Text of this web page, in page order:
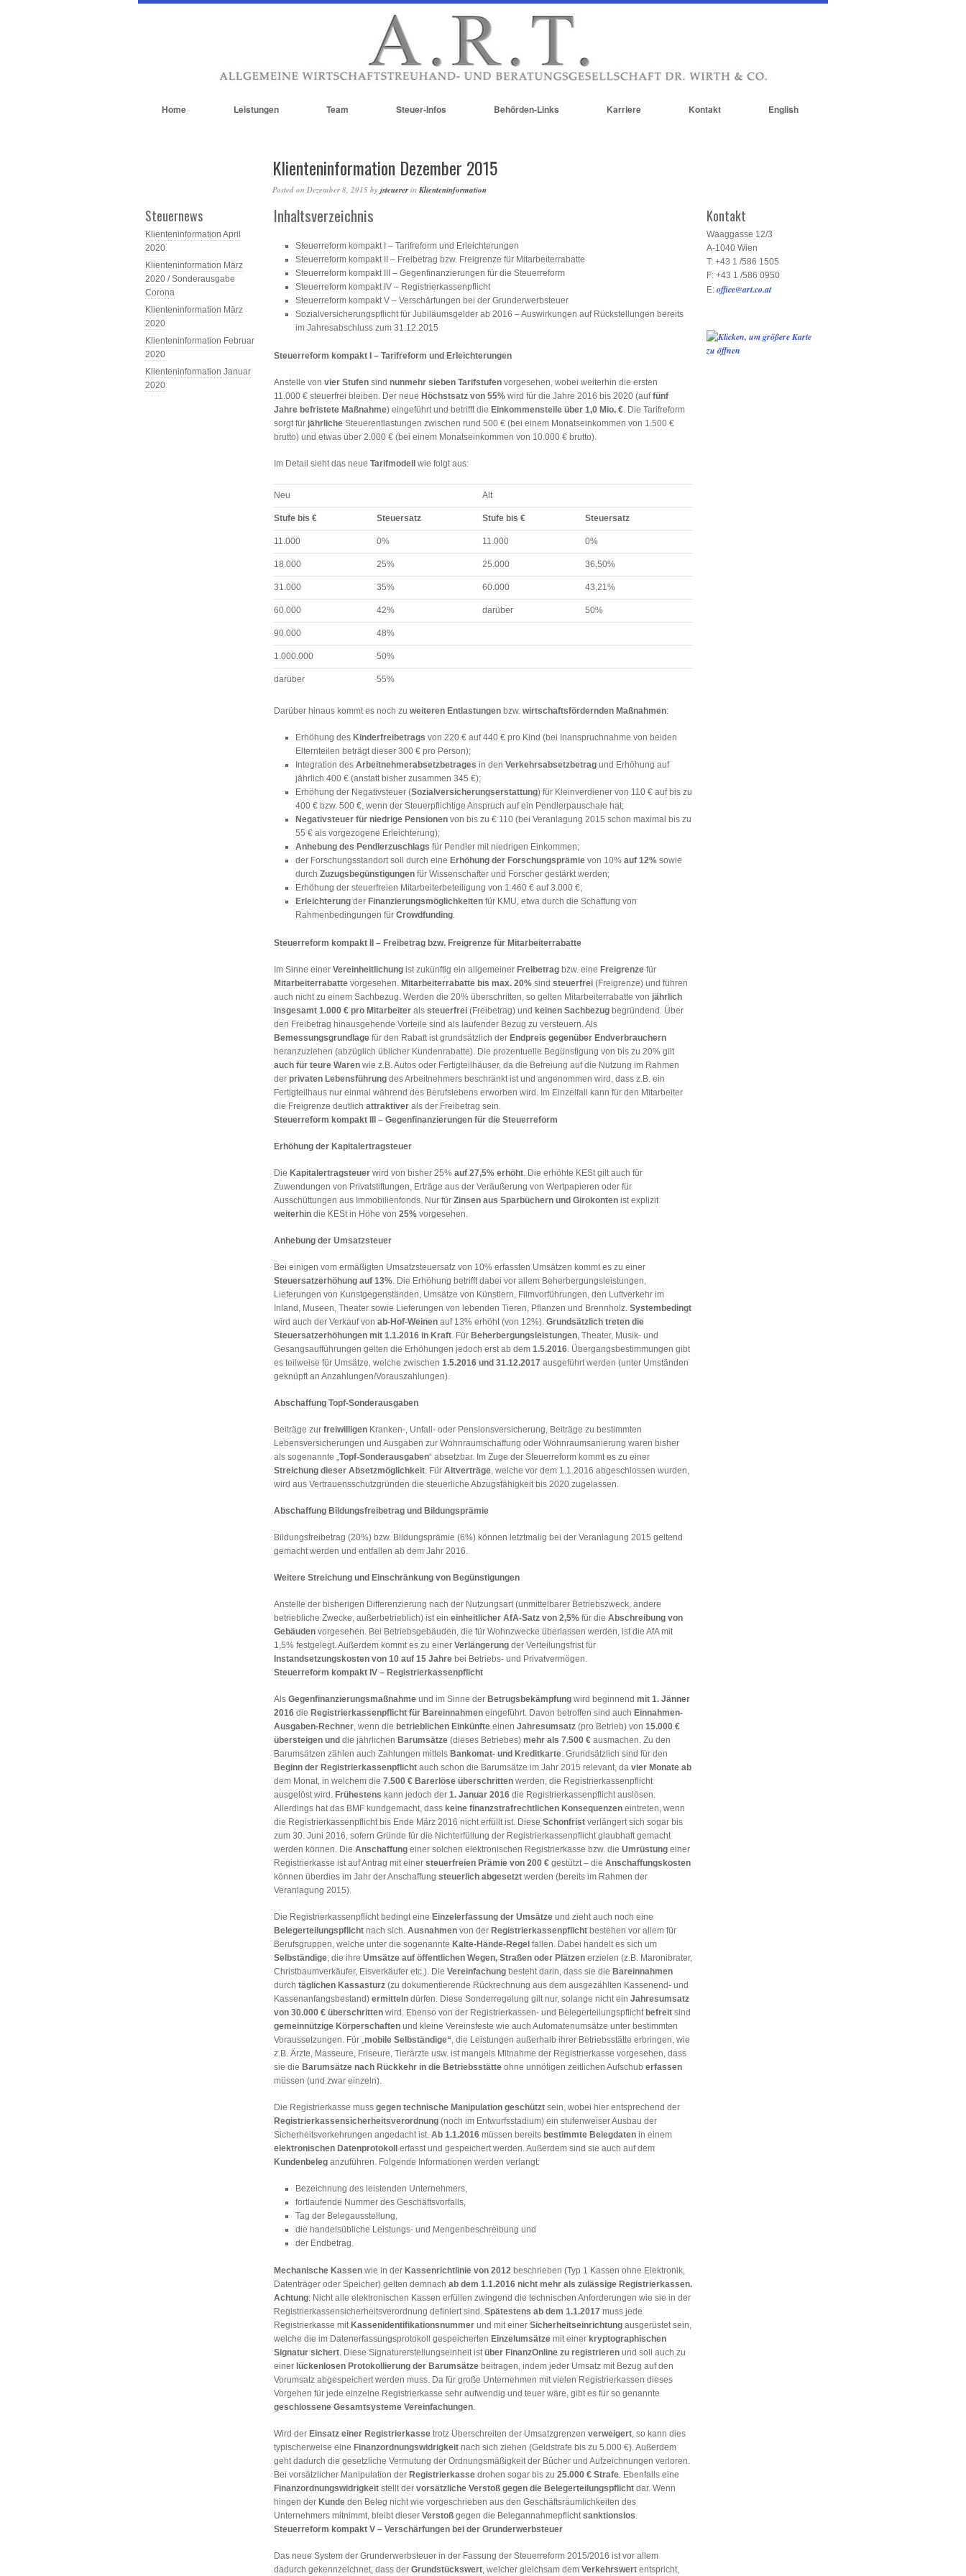
Home Leistungen Team Steuer-Infos Behörden-Links Karriere Kontakt English
Klienteninformation Dezember 2015
Posted on Dezember 8, 2015 by jsteuererin Klienteninformation
Steuernews
Klienteninformation April
2020
Klienteninformation März
2020 / Sonderausgabe
Corona
Klienteninformation März
2020
Klienteninformation Februar
2020
Klienteninformation Januar
2020
Inhaltsverzeichnis
Steuerreform kompakt I – Tarifreform und Erleichterungen
Steuerreform kompakt II – Freibetrag bzw. Freigrenze für Mitarbeiterrabatte
Steuerreform kompakt III – Gegenfinanzierungen für die Steuerreform
Steuerreform kompakt IV – Registrierkassenpflicht
Steuerreform kompakt V – Verschärfungen bei der Grunderwerbsteuer
Sozialversicherungspflicht für Jubiläumsgelder ab 2016 – Auswirkungen auf Rückstellungen bereits
im Jahresabschluss zum 31.12.2015
Steuerreform kompakt I – Tarifreform und Erleichterungen
Anstelle von vier Stufensind nunmehr sieben Tarifstufenvorgesehen, wobei weiterhin die ersten
11.000 € steuerfrei bleiben. Der neue Höchstsatz von 55%wird für die Jahre 2016 bis 2020 (auffünf
Jahre befristete Maßnahme) eingeführt und betrifft die Einkommensteile über 1,0 Mio. €. Die Tarifreform
sorgt für jährlicheSteuerentlastungen zwischen rund 500 € (bei einem Monatseinkommen von 1.500 €
brutto) und etwas über 2.000 € (bei einem Monatseinkommen von 10.000 € brutto).
Im Detail sieht das neue Tarifmodellwie folgt aus:
Neu Alt
Stufe bis € Steuersatz Stufe bis € Steuersatz
11.000 0% 11.000 0%
18.000 25% 25.000 36,50%
31.000 35% 60.000 43,21%
60.000 42% darüber 50%
90.000 48%
1.000.000 50%
darüber 55%
Darüber hinaus kommt es noch zu weiteren Entlastungen bzw.wirtschaftsfördernden Maßnahmen:
Erhöhung des Kinderfreibetrags von 220 € auf 440 € pro Kind (bei Inanspruchnahme von beiden
Elternteilen beträgt dieser 300 € pro Person);
Integration desArbeitnehmerabsetzbetrages in den Verkehrsabsetzbetragund Erhöhung auf
jährlich 400 € (anstatt bisher zusammen 345 €);
Erhöhung der Negativsteuer (Sozialversicherungserstattung) für Kleinverdiener von 110 € auf bis zu
400 € bzw. 500 €, wenn der Steuerpflichtige Anspruch auf ein Pendlerpauschale hat;
Negativsteuer für niedrige Pensionenvon bis zu € 110 (bei Veranlagung 2015 schon maximal bis zu
55 € als vorgezogene Erleichterung);
Anhebung des Pendlerzuschlags für Pendler mit niedrigen Einkommen;
der Forschungsstandort soll durch eine Erhöhung der Forschungsprämievon 10% auf 12%sowie
durch Zuzugsbegünstigungenfür Wissenschafter und Forscher gestärkt werden;
Erhöhung der steuerfreien Mitarbeiterbeteiligung von 1.460 € auf 3.000 €;
Erleichterungder Finanzierungsmöglichkeitenfür KMU, etwa durch die Schaffung von
Rahmenbedingungen für Crowdfunding.
Steuerreform kompakt II – Freibetrag bzw. Freigrenze für Mitarbeiterrabatte
Im Sinne einer Vereinheitlichungist zukünftig ein allgemeiner Freibetragbzw. eine Freigrenzefür
Mitarbeiterrabattevorgesehen. Mitarbeiterrabatte bis max. 20%sind steuerfrei(Freigrenze) und führen
auch nicht zu einem Sachbezug. Werden die 20% überschritten, so gelten Mitarbeiterrabatte von jährlich
insgesamt 1.000 € pro Mitarbeiterals steuerfrei(Freibetrag) und keinen Sachbezugbegründend. Über
den Freibetrag hinausgehende Vorteile sind als laufender Bezug zu versteuern. Als
Bemessungsgrundlagefür den Rabatt ist grundsätzlich der Endpreis gegenüber Endverbrauchern
heranzuziehen (abzüglich üblicher Kundenrabatte). Die prozentuelle Begünstigung von bis zu 20% gilt
auch für teure Warenwie z.B. Autos oder Fertigteilhäuser, da die Befreiung auf die Nutzung im Rahmen
der privaten Lebensführungdes Arbeitnehmers beschränkt ist und angenommen wird, dass z.B. ein
Fertigteilhaus nur einmal während des Berufslebens erworben wird. Im Einzelfall kann für den Mitarbeiter
die Freigrenze deutlich attraktiverals der Freibetrag sein.
Steuerreform kompakt III – Gegenfinanzierungen für die Steuerreform
Erhöhung der Kapitalertragsteuer
Die Kapitalertragsteuerwird von bisher 25% auf 27,5% erhöht. Die erhöhte KESt gilt auch für
Zuwendungen von Privatstiftungen, Erträge aus der Veräußerung von Wertpapieren oder für
Ausschüttungen aus Immobilienfonds. Nur für Zinsen aus Sparbüchern und Girokontenist explizit
weiterhindie KESt in Höhe von 25%vorgesehen.
Anhebung der Umsatzsteuer
Bei einigen vom ermäßigten Umsatzsteuersatz von 10% erfassten Umsätzen kommt es zu einer
Steuersatzerhöhung auf 13%. Die Erhöhung betrifft dabei vor allem Beherbergungsleistungen,
Lieferungen von Kunstgegenständen, Umsätze von Künstlern, Filmvorführungen, den Luftverkehr im
Inland, Museen, Theater sowie Lieferungen von lebenden Tieren, Pflanzen und Brennholz. Systembedingt
wird auch der Verkauf von ab-Hof-Weinenauf 13% erhöht (von 12%). Grundsätzlich treten die
Steuersatzerhöhungen mit 1.1.2016 in Kraft. Für Beherbergungsleistungen, Theater, Musik- und
Gesangsaufführungen gelten die Erhöhungen jedoch erst ab dem 1.5.2016. Übergangsbestimmungen gibt
es teilweise für Umsätze, welche zwischen 1.5.2016 und 31.12.2017 ausgeführt werden (unter Umständen
geknüpft an Anzahlungen/Vorauszahlungen).
Abschaffung Topf-Sonderausgaben
Beiträge zur freiwilligenKranken-, Unfall- oder Pensionsversicherung, Beiträge zu bestimmten
Lebensversicherungen und Ausgaben zur Wohnraumschaffung oder Wohnraumsanierung waren bisher
als sogenannte „ Topf-Sonderausgaben“ absetzbar. Im Zuge der Steuerreform kommt es zu einer
Streichung dieser Absetzmöglichkeit. Für Altverträge, welche vor dem 1.1.2016 abgeschlossen wurden,
wird aus Vertrauensschutzgründen die steuerliche Abzugsfähigkeit bis 2020 zugelassen.
Abschaffung Bildungsfreibetrag und Bildungsprämie
Bildungsfreibetrag (20%) bzw. Bildungsprämie (6%) können letztmalig bei der Veranlagung 2015 geltend
gemacht werden und entfallen ab dem Jahr 2016.
Weitere Streichung und Einschränkung von Begünstigungen
Anstelle der bisherigen Differenzierung nach der Nutzungsart (unmittelbarer Betriebszweck, andere
betriebliche Zwecke, außerbetrieblich) ist ein einheitlicher AfA-Satz von 2,5%für die Abschreibung von
Gebäudenvorgesehen. Bei Betriebsgebäuden, die für Wohnzwecke überlassen werden, ist die AfA mit
1,5% festgelegt. Außerdem kommt es zu einer Verlängerungder Verteilungsfrist für
Instandsetzungskosten von 10 auf 15 Jahrebei Betriebs- und Privatvermögen.
Steuerreform kompakt IV – Registrierkassenpflicht
Als Gegenfinanzierungsmaßnahmeund im Sinne der Betrugsbekämpfungwird beginnend mit 1. Jänner
2016die Registrierkassenpflicht für Bareinnahmeneingeführt. Davon betroffen sind auch Einnahmen-
Ausgaben-Rechner, wenn die betrieblichen Einkünfteeinen Jahresumsatz(pro Betrieb) von 15.000 €
übersteigen und die jährlichen Barumsätze(dieses Betriebes) mehr als 7.500 €ausmachen. Zu den
Barumsätzen zählen auch Zahlungen mittels Bankomat- und Kreditkarte. Grundsätzlich sind für den
Beginn der Registrierkassenpflichtauch schon die Barumsätze im Jahr 2015 relevant, da vier Monate ab
dem Monat, in welchem die 7.500 € Barerlöse überschrittenwerden, die Registrierkassenpflicht
ausgelöst wird. Frühestens kann jedoch der 1. Januar 2016die Registrierkassenpflicht auslösen.
Allerdings hat das BMF kundgemacht, dass keine finanzstrafrechtlichen Konsequenzeneintreten, wenn
die Registrierkassenpflicht bis Ende März 2016 nicht erfüllt ist. Diese Schonfristverlängert sich sogar bis
zum 30. Juni 2016, sofern Gründe für die Nichterfüllung der Registrierkassenpflicht glaubhaft gemacht
werden können. Die Anschaffungeiner solchen elektronischen Registrierkasse bzw. die Umrüstungeiner
Registrierkasse ist auf Antrag mit einer steuerfreien Prämie von 200 €gestützt – die Anschaffungskosten
können überdies im Jahr der Anschaffung steuerlich abgesetztwerden (bereits im Rahmen der
Veranlagung 2015).
Die Registrierkassenpflicht bedingt eine Einzelerfassung der Umsätzeund zieht auch noch eine
Belegerteilungspflichtnach sich. Ausnahmenvon der Registrierkassenpflichtbestehen vor allem für
Berufsgruppen, welche unter die sogenannte Kalte-Hände-Regelfallen. Dabei handelt es sich um
Selbständige, die ihre Umsätze auf öffentlichen Wegen, Straßen oder Plätzenerzielen (z.B. Maronibrater,
Christbaumverkäufer, Eisverkäufer etc.). Die Vereinfachungbesteht darin, dass sie die Bareinnahmen
durch täglichen Kassasturz(zu dokumentierende Rückrechnung aus dem ausgezählten Kassenend- und
Kassenanfangsbestand) ermittelndürfen. Diese Sonderregelung gilt nur, solange nicht ein Jahresumsatz
von 30.000 € überschrittenwird. Ebenso von der Registrierkassen- und Belegerteilungspflicht befreitsind
gemeinnützige Körperschaftenund kleine Vereinsfeste wie auch Automatenumsätze unter bestimmten
Voraussetzungen. Für „ mobile Selbständige“ , die Leistungen außerhalb ihrer Betriebsstätte erbringen, wie
z.B. Ärzte, Masseure, Friseure, Tierärzte usw. ist mangels Mitnahme der Registrierkasse vorgesehen, dass
sie die Barumsätze nach Rückkehr in die Betriebsstätte ohne unnötigen zeitlichen Aufschub erfassen
müssen (und zwar einzeln).
Die Registrierkasse muss gegen technische Manipulation geschütztsein, wobei hier entsprechend der
Registrierkassensicherheitsverordnung(noch im Entwurfsstadium) ein stufenweiser Ausbau der
Sicherheitsvorkehrungen angedacht ist. Ab 1.1.2016müssen bereits bestimmte Belegdatenin einem
elektronischen Datenprotokollerfasst und gespeichert werden. Außerdem sind sie auch auf dem
Kundenbeleganzuführen. Folgende Informationen werden verlangt:
Bezeichnung des leistenden Unternehmers,
fortlaufende Nummer des Geschäftsvorfalls,
Tag der Belegausstellung,
die handelsübliche Leistungs- und Mengenbeschreibung und
der Endbetrag.
Mechanische Kassenwie in der Kassenrichtlinie von 2012beschrieben (Typ 1 Kassen ohne Elektronik,
Datenträger oder Speicher) gelten demnach ab dem 1.1.2016 nicht mehr als zulässige Registrierkassen.
Achtung: Nicht alle elektronischen Kassen erfüllen zwingend die technischen Anforderungen wie sie in der
Registrierkassensicherheitsverordnung definiert sind. Spätestens ab dem 1.1.2017 muss jede
Registrierkasse mit Kassenidentifikationsnummerund mit einer Sicherheitseinrichtungausgerüstet sein,
welche die im Datenerfassungsprotokoll gespeicherten Einzelumsätzemit einer kryptographischen
Signatur sichert. Diese Signaturerstellungseinheit istüber FinanzOnline zu registrierenund soll auch zu
einer lückenlosen Protokollierung der Barumsätzebeitragen, indem jeder Umsatz mit Bezug auf den
Vorumsatz abgespeichert werden muss. Da für große Unternehmen mit vielen Registrierkassen dieses
Vorgehen für jede einzelne Registrierkasse sehr aufwendig und teuer wäre, gibt es für so genannte
geschlossene Gesamtsysteme Vereinfachungen.
Wird der Einsatz einer Registrierkassetrotz Überschreiten der Umsatzgrenzen verweigert, so kann dies
typischerweise eine Finanzordnungswidrigkeitnach sich ziehen (Geldstrafe bis zu 5.000 €). Außerdem
geht dadurch die gesetzliche Vermutung der Ordnungsmäßigkeit der Bücher und Aufzeichnungen verloren.
Bei vorsätzlicher Manipulation der Registrierkasse drohen sogar bis zu 25.000 € Strafe. Ebenfalls eine
Finanzordnungswidrigkeitstellt der vorsätzliche Verstoß gegen die Belegerteilungspflichtdar. Wenn
hingen der Kundeden Beleg nicht wie vorgeschrieben aus den Geschäftsräumlichkeiten des
Unternehmers mitnimmt, bleibt dieser Verstoßgegen die Belegannahmepflichtsanktionslos.
Steuerreform kompakt V – Verschärfungen bei der Grunderwerbsteuer
Das neue System der Grunderwerbsteuer in der Fassung der Steuerreform 2015/2016 ist vor allem
dadurch gekennzeichnet, dass der Grundstückswert, welcher gleichsam dem Verkehrswertentspricht,
Kontakt
Waaggasse 12/3
A-1040 Wien
T: +43 1 /586 1505
F: +43 1 /586 0950
E: office@art.co.at